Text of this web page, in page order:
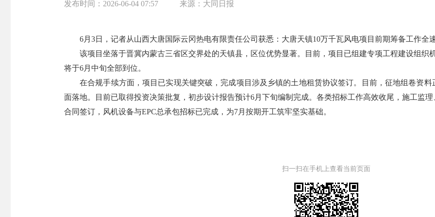
发布时间： 2026-06-04 07:57 来源： 大同日报
6月3日，记者从山西大唐国际云冈热电有限责任公司获悉：大唐天镇10万千瓦风电项目前期筹备工作全
该项目坐落于晋冀内蒙古三省区交界处的天镇县，区位优势显著。目前，项目已组建专项工程建设组织
将于6月中旬全部到位。
在合规手续方面，项目已实现关键突破，完成项目涉及乡镇的土地租赁协议签订。目前，征地组卷资
面落地。目前已取得投资决策批复，初步设计报告预计6月下旬编制完成。各类招标工作高效收尾，施工监
合同签订，风机设备与EPC总承包招标已完成，为7月按期开工筑牢坚实基础。
扫一扫在手机上查看当前页面